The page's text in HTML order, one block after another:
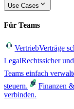
Use Cases
Für Teams
VertriebVerträge
LegalRechtssicher
Teams einfach
steuern.
Finanzen
verbinden.